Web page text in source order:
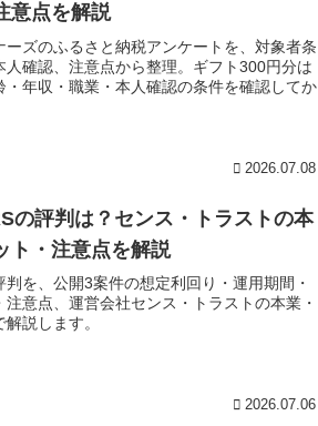
意点を解説
ーズのふるさと納税アンケートを、対象者条
人確認、注意点から整理。ギフト300円分は
・年収・職業・本人確認の条件を確認してか
2026.07.08
の評判は？センス・トラストの本
ト・注意点を解説
判を、公開3案件の想定利回り・運用期間・
意点、運営会社センス・トラストの本業・
説します。
2026.07.06